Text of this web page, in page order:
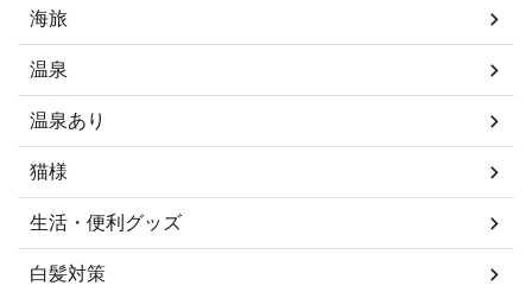
海旅
温泉
温泉あり
猫様
生活・便利グッズ
白髪対策